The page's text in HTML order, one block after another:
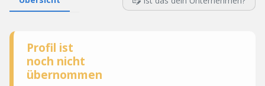
Profil ist
noch nicht
übernommen